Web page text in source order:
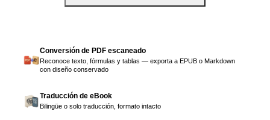
Conversión de PDF escaneado
Reconoce texto, fórmulas y tablas — exporta a EPUB o Markdown
con diseño conservado
Traducción de eBook
Bilingüe o solo traducción, formato intacto